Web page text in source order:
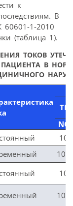
к
В
60601-1-2010
(таблица 1).
ТОКОВ
В
NC
10
100
10
100